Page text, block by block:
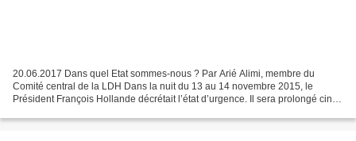
20.06.2017 Dans quel Etat sommes-nous ? Par Arié Alimi, membre du
Comité central de la LDH Dans la nuit du 13 au 14 novembre 2015, le
Président François Hollande décrétait l’état d’urgence. Il sera prolongé cinq